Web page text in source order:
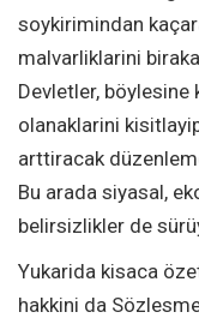
soykirimindan
malvarliklarini
Devletler,
olanaklarini
arttiracak
Bu arada siyasal,
belirsizlikler de
Yukarida kisaca
hakkini da